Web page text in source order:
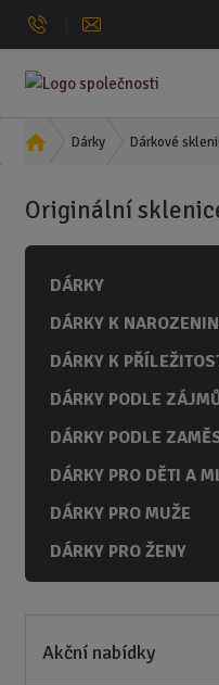
Ú
d
s
a
a
Dárky Dárkové
Originální
DÁRKY
DÁRKY K
DÁRKY K
DÁRKY PODLE
DÁRKY PODLE
DÁRKY PRO DĚTI A
DÁRKY PRO MUŽE
DÁRKY PRO ŽENY
Akční nabídky